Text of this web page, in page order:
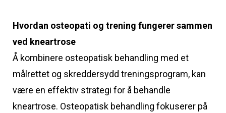
Hvordan osteopati og trening fungerer sammen
ved kneartrose
Å kombinere osteopatisk behandling med et
målrettet og skreddersydd treningsprogram, kan
være en effektiv strategi for å behandle
kneartrose. Osteopatisk behandling fokuserer på